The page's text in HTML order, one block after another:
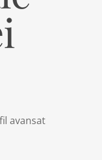
avansat